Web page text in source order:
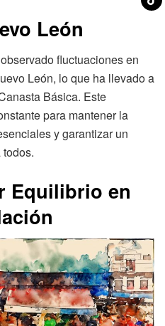
León
fluctuaciones en
León, lo que ha llevado a
Básica. Este
para mantener la
y garantizar un
Equilibrio en